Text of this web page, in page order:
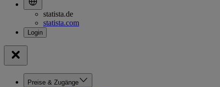
statista.de
statista.com
Preise & Zugänge